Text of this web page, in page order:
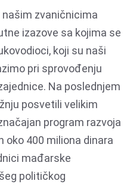
zvaničnicima
izazove sa kojima se
koji su naši
pri sprovođenju
Na poslednjem
posvetili velikim
program razvoja
400 miliona dinara
mađarske
političkog